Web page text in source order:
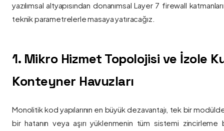
yazılımsal altyapısından donanımsal Layer 7 firewall
teknik parametrelerle masaya yatıracağız.
1. Mikro Hizmet Topolojisi ve İzole
Konteyner Havuzları
Monolitik kod yapılarının en büyük dezavantajı, tek bir
bir hatanın veya aşırı yüklenmenin tüm sistemi zincirleme